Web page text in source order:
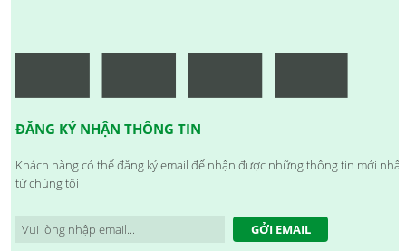
ĐĂNG KÝ NHẬN THÔNG TIN
Khách hàng có thể đăng ký email để nhận được những thông tin mới nhất
từ chúng tôi
GỞI EMAIL